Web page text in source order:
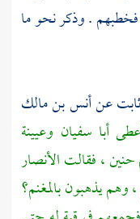
فخطبهم . وذكر نحو ما
عنأنس بن مالك
أبا سفيان وعيينة
حنين ،فقالتالأنصار
وهم يذهبون بالمغنم؟